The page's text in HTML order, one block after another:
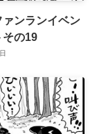
ンランイベン
その19